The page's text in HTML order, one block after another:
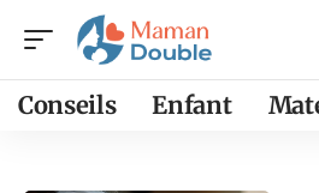
Conseils Enfant